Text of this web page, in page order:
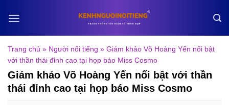
Trang chủ » Người nổi tiếng » Giám khảo Võ Hoàng Yến nổi bật
với thần thái đỉnh cao tại họp báo Miss Cosmo
Giám khảo Võ Hoàng Yến nổi bật với thần
thái đỉnh cao tại họp báo Miss Cosmo